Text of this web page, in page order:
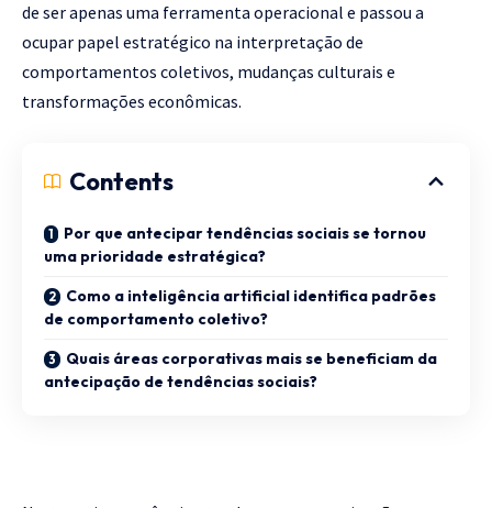
de ser apenas uma ferramenta operacional e passou a
ocupar papel estratégico na interpretação de
comportamentos coletivos, mudanças culturais e
transformações econômicas.
Contents
Por que antecipar tendências sociais se tornou
uma prioridade estratégica?
Como a inteligência artificial identifica padrões
de comportamento coletivo?
Quais áreas corporativas mais se beneficiam da
antecipação de tendências sociais?